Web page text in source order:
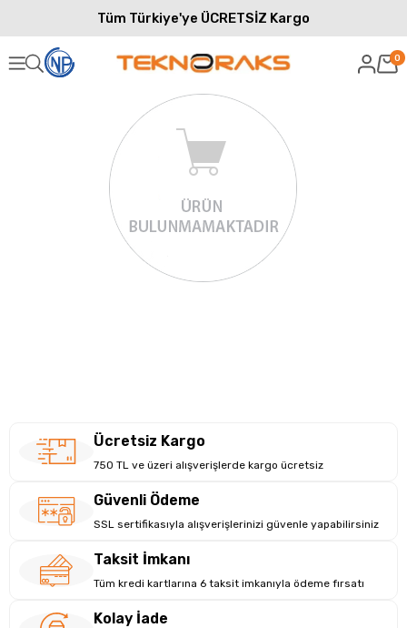
Tüm Türkiye'ye ÜCRETSİZ Kargo
0
Ücretsiz Kargo
750 TL ve üzeri alışverişlerde kargo ücretsiz
Güvenli Ödeme
SSL sertifikasıyla alışverişlerinizi güvenle yapabilirsiniz
Taksit İmkanı
Tüm kredi kartlarına 6 taksit imkanıyla ödeme fırsatı
Kolay İade